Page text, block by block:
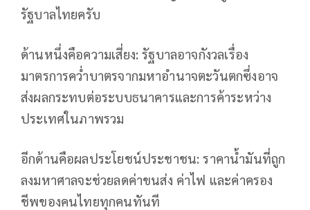
รัฐบาลไทยครับ
​ด้านหนึ่งคือความเสี่ยง: รัฐบาลอาจกังวลเรื่อง
มาตรการคว่ำบาตรจากมหาอำนาจตะวันตกซึ่งอาจ
ส่งผลกระทบต่อระบบธนาคารและการค้าระหว่าง
ประเทศในภาพรวม
​อีกด้านคือผลประโยชน์ประชาชน: ราคาน้ำมันที่ถูก
ลงมหาศาลจะช่วยลดค่าขนส่ง ค่าไฟ และค่าครอง
ชีพของคนไทยทุกคนทันที